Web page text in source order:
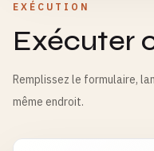
EXÉCUTION
Exécuter
Remplissez le formulaire,
même endroit.